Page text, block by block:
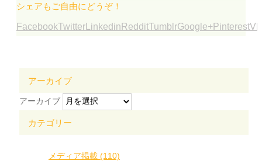
シェアもご自由にどうぞ！
FacebookTwitter Linkedin RedditTumblrGoogle+PinterestVk
アーカイブ
アーカイブ
カテゴリー
メディア掲載 (110)